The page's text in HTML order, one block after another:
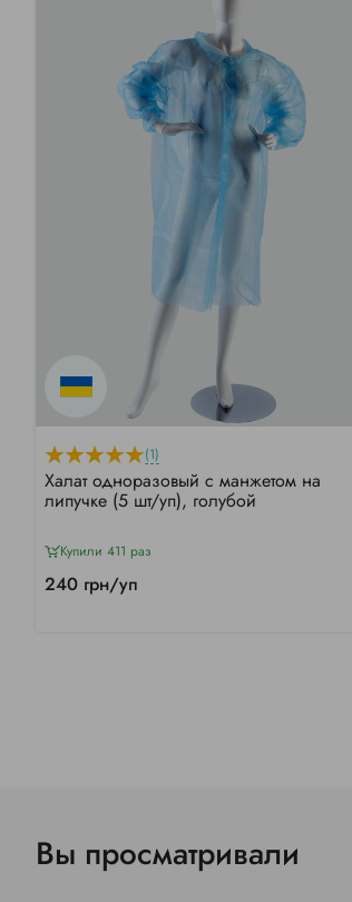
(1)
Халат одноразовый с манжетом на
липучке (5 шт/уп), голубой
Купили 411 раз
240 грн/уп
Вы просматривали